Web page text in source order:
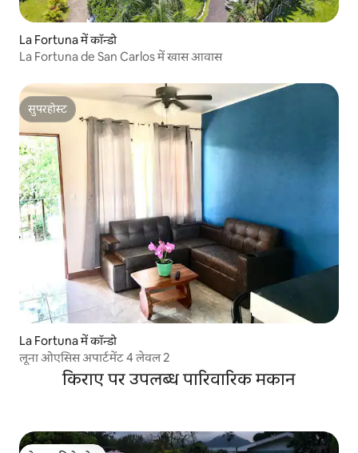
La Fortuna में कॉन्डो
La Fortuna de San Carlos में खास आवास
सुपरहोस्ट
सुपरहोस्ट
La Fortuna में कॉन्डो
लूना ओएसिस अपार्टमेंट 4 लेवल 2
किराए पर उपलब्ध पारिवारिक मकान